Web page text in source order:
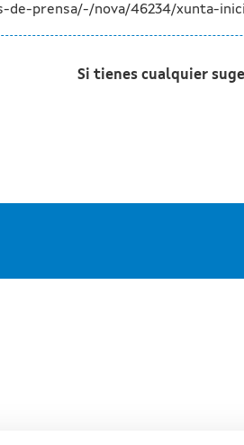
de-prensa/-/nova/46234/xunta-
Si tienes cualquier